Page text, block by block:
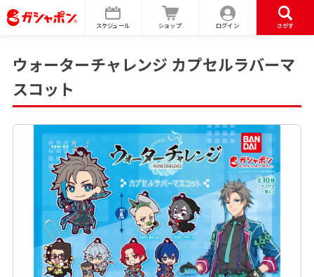
スケジュール ショップ ログイン さがす
ウォーターチャレンジ カプセルラバーマ
スコット